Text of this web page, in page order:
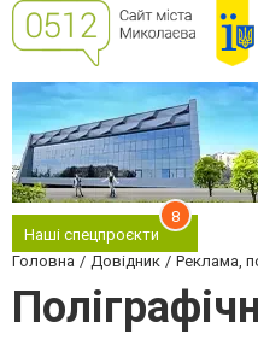
Наші спецпроєкти
8
Головна Довідник Реклама,